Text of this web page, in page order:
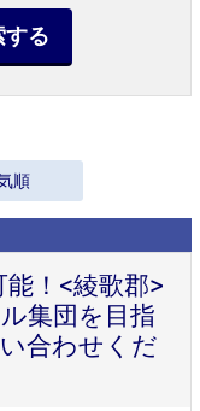
する
順
！<綾歌郡>
集団を目指
合わせくだ